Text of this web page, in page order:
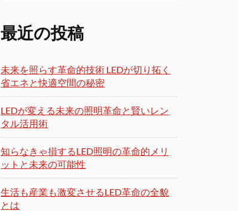
最近の投稿
未来を照らす革命的技術 LEDが切り拓く
省エネと快適空間の秘密
LEDが変える未来の照明革命と賢いレン
タル活用術
知らなきゃ損するLED照明の革命的メリ
ットと未来の可能性
生活も産業も激変させるLED革命の全貌
とは